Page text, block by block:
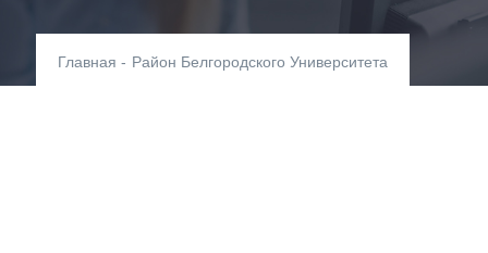
Главная - Район Белгородского Университета